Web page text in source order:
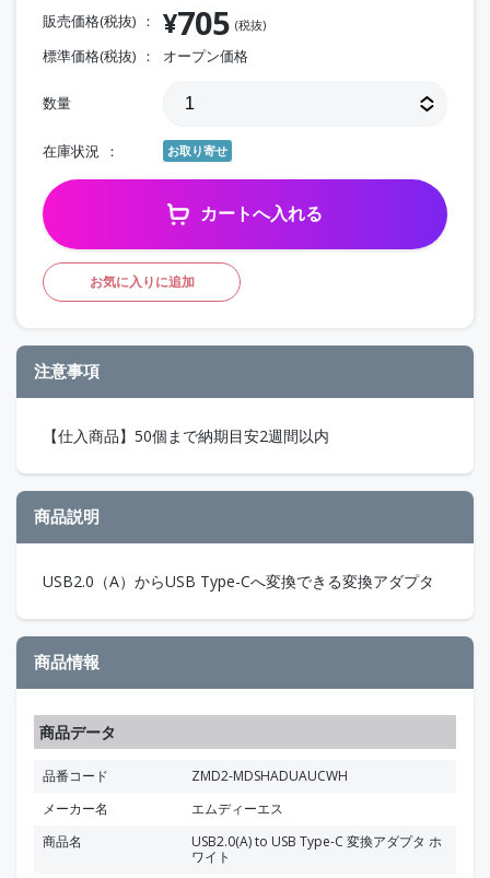
販売価格(税抜) ¥705 (税抜)
標準価格(税抜) オープン価格
数量
在庫状況 お取り寄せ
カートへ入れる
お気に入りに追加
注意事項
【仕入商品】50個まで納期目安2週間以内
商品説明
USB2.0（A）からUSB Type-Cへ変換できる変換アダプタ
商品情報
商品データ
品番コード
ZMD2-MDSHADUAUCWH
メーカー名
エムディーエス
商品名
USB2.0(A) to USB Type-C 変換アダプタ ホ
ワイト